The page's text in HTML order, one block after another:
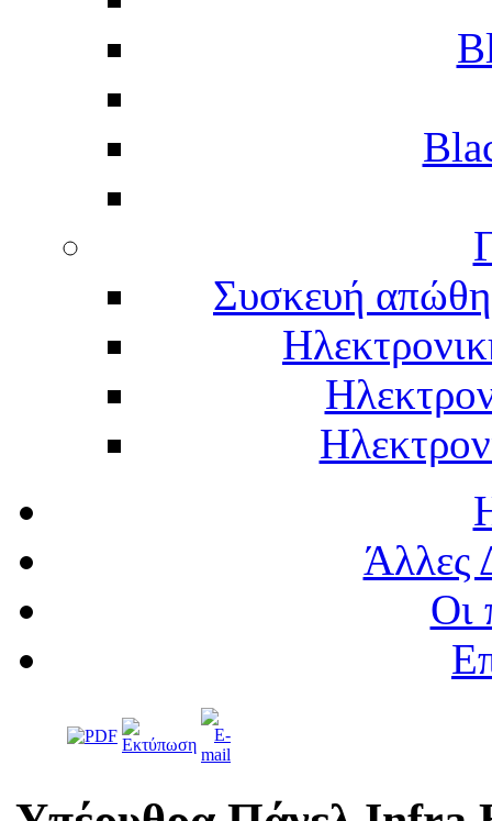
Συσκευή
Άλλες
Οι